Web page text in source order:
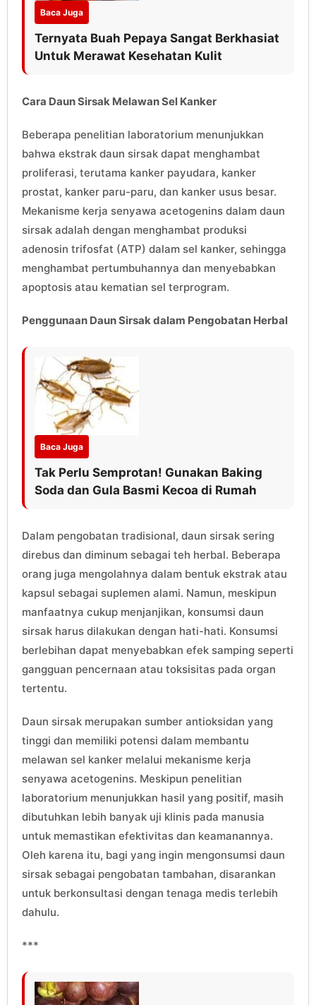
Baca Juga
Ternyata Buah Pepaya Sangat Berkhasiat
Untuk Merawat Kesehatan Kulit
Cara Daun Sirsak Melawan Sel Kanker
Beberapa penelitian laboratorium menunjukkan
bahwa ekstrak daun sirsak dapat menghambat
proliferasi, terutama kanker payudara, kanker
prostat, kanker paru-paru, dan kanker usus besar.
Mekanisme kerja senyawa acetogenins dalam daun
sirsak adalah dengan menghambat produksi
adenosin trifosfat (ATP) dalam sel kanker, sehingga
menghambat pertumbuhannya dan menyebabkan
apoptosis atau kematian sel terprogram.
Penggunaan Daun Sirsak dalam Pengobatan Herbal
Baca Juga
Tak Perlu Semprotan! Gunakan Baking
Soda dan Gula Basmi Kecoa di Rumah
Dalam pengobatan tradisional, daun sirsak sering
direbus dan diminum sebagai teh herbal. Beberapa
orang juga mengolahnya dalam bentuk ekstrak atau
kapsul sebagai suplemen alami. Namun, meskipun
manfaatnya cukup menjanjikan, konsumsi daun
sirsak harus dilakukan dengan hati-hati. Konsumsi
berlebihan dapat menyebabkan efek samping seperti
gangguan pencernaan atau toksisitas pada organ
tertentu.
Daun sirsak merupakan sumber antioksidan yang
tinggi dan memiliki potensi dalam membantu
melawan sel kanker melalui mekanisme kerja
senyawa acetogenins. Meskipun penelitian
laboratorium menunjukkan hasil yang positif, masih
dibutuhkan lebih banyak uji klinis pada manusia
untuk memastikan efektivitas dan keamanannya.
Oleh karena itu, bagi yang ingin mengonsumsi daun
sirsak sebagai pengobatan tambahan, disarankan
untuk berkonsultasi dengan tenaga medis terlebih
dahulu.
***